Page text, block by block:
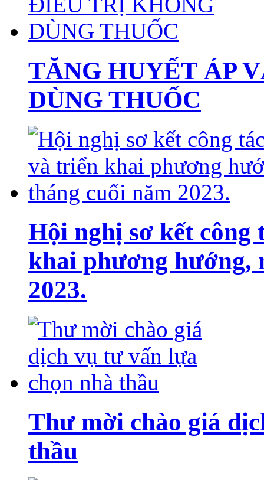
TĂNG HUYẾT ÁP
DÙNG THUỐC
Hội nghị sơ kết công
khai phương hướng,
2023.
Thư mời chào giá
thầu